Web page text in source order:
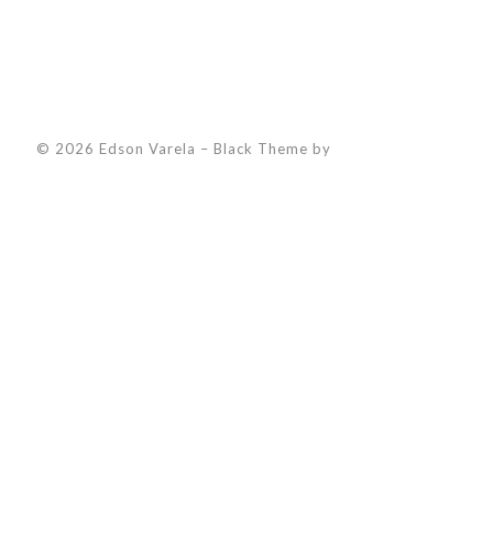
© 2026 Edson Varela – Black Theme by